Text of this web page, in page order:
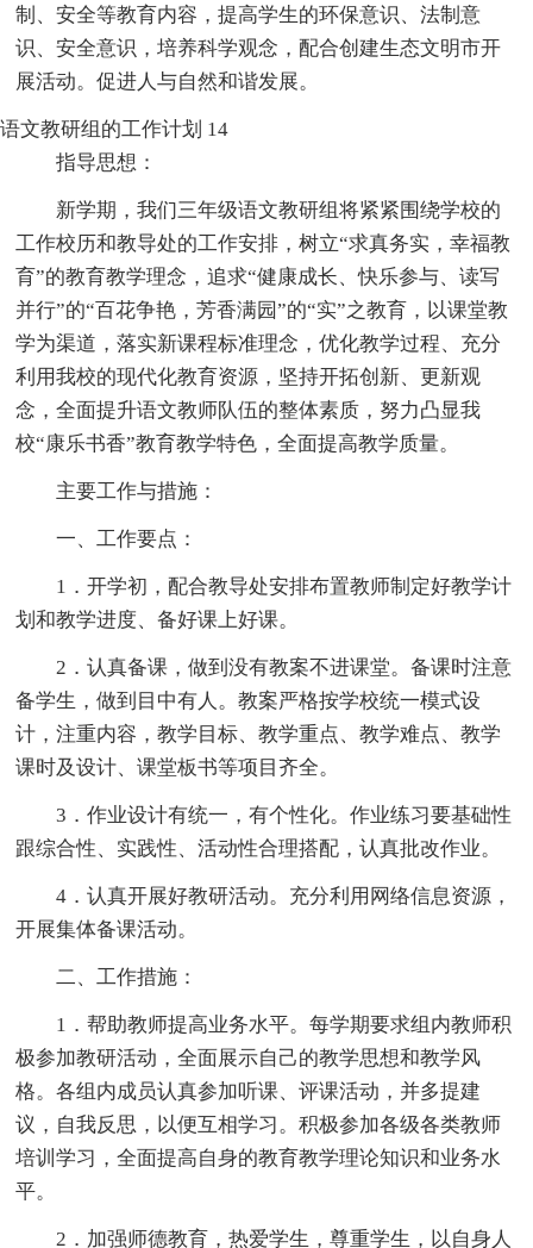
制、安全等教育内容，提高学生的环保意识、法制意
识、安全意识，培养科学观念，配合创建生态文明市开
展活动。促进人与自然和谐发展。
语文教研组的工作计划 14
指导思想：
新学期，我们三年级语文教研组将紧紧围绕学校的
工作校历和教导处的工作安排，树立“求真务实，幸福教
育”的教育教学理念，追求“健康成长、快乐参与、读写
并行”的“百花争艳，芳香满园”的“实”之教育，以课堂教
学为渠道，落实新课程标准理念，优化教学过程、充分
利用我校的现代化教育资源，坚持开拓创新、更新观
念，全面提升语文教师队伍的整体素质，努力凸显我
校“康乐书香”教育教学特色，全面提高教学质量。
主要工作与措施：
一、工作要点：
1．开学初，配合教导处安排布置教师制定好教学计
划和教学进度、备好课上好课。
2．认真备课，做到没有教案不进课堂。备课时注意
备学生，做到目中有人。教案严格按学校统一模式设
计，注重内容，教学目标、教学重点、教学难点、教学
课时及设计、课堂板书等项目齐全。
3．作业设计有统一，有个性化。作业练习要基础性
跟综合性、实践性、活动性合理搭配，认真批改作业。
4．认真开展好教研活动。充分利用网络信息资源，
开展集体备课活动。
二、工作措施：
1．帮助教师提高业务水平。每学期要求组内教师积
极参加教研活动，全面展示自己的教学思想和教学风
格。各组内成员认真参加听课、评课活动，并多提建
议，自我反思，以便互相学习。积极参加各级各类教师
培训学习，全面提高自身的教育教学理论知识和业务水
平。
2．加强师德教育，热爱学生，尊重学生，以自身人